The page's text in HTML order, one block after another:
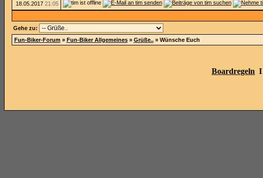
18.05.2017 21:05
Gehe zu:
Fun-Biker-Forum» Fun-Biker Allgemeines» Grüße..» Wünsche Euch
Boardregeln